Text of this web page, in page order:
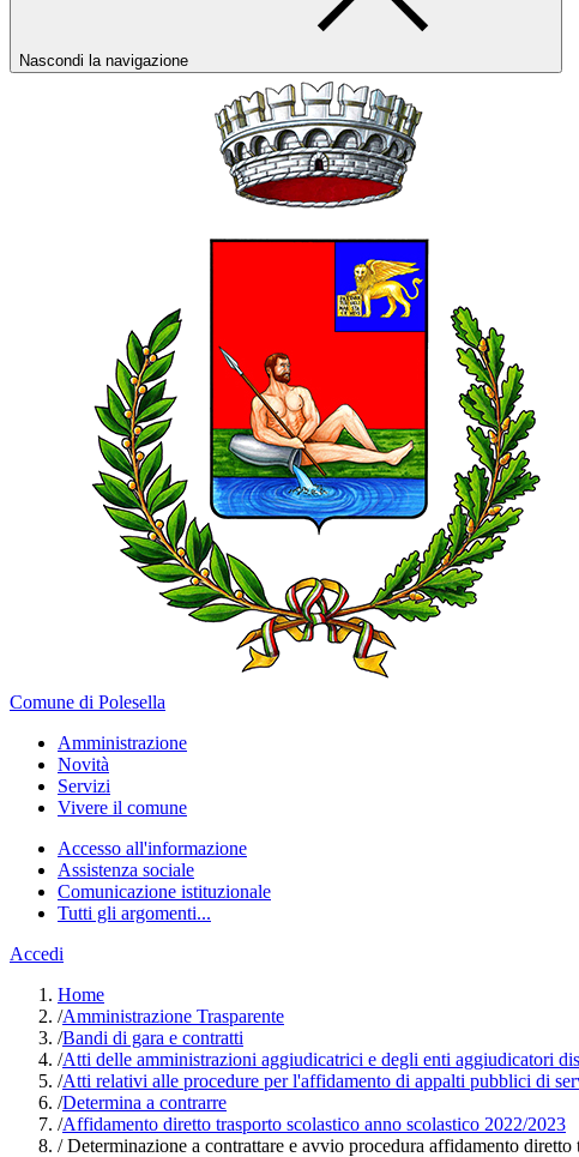
Nascondi la navigazione
Comune di Polesella
Amministrazione
Novità
Servizi
Vivere il comune
Accesso all'informazione
Assistenza sociale
Comunicazione istituzionale
Tutti gli argomenti...
Accedi
Home
/Amministrazione Trasparente
/Bandi di gara e contratti
/Atti delle amministrazioni aggiudicatrici e degli enti aggiudicatori
/Atti relativi alle procedure per l'affidamento di appalti pubblici di
/Determina a contrarre
/Affidamento diretto trasporto scolastico anno scolastico 2022/2023
/Determinazione a contrattare e avvio procedura affidamento